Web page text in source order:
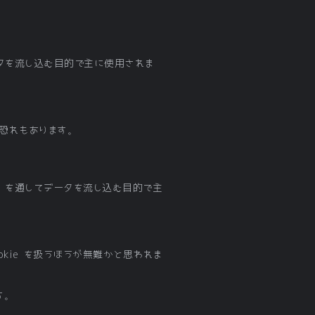
流し込む目的で主に使用されま
もあります。
通してデータを流し込む目的で主
を扱うほうが無難かと思われま